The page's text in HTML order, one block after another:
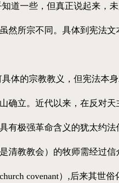
一些，但真正说起来，
然所宗不同。具体到宪法
的宗教教义，但宪法本身
确立。近代以来，在反对
有极强革命含义的犹太约
清教教会）的牧师需经过
covenant）,后来其世